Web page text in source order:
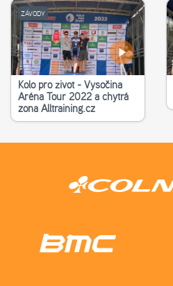
ZÁVODY
Kolo pro život - Vysočina
Aréna Tour 2022 a chytrá
zona Alltraining.cz